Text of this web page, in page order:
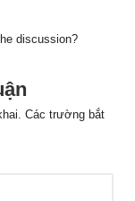
discussion?
Các trường bắt